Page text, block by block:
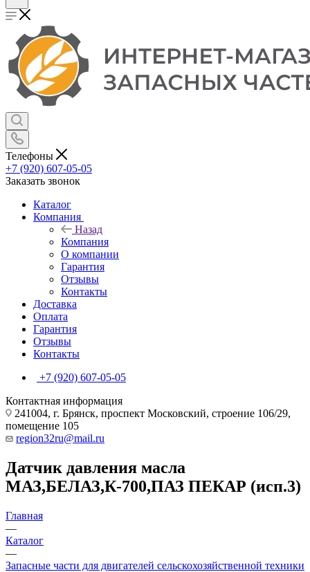
Телефоны
+7 (920) 607-05-05
Заказать звонок
Каталог
Компания
Назад
Компания
О компании
Гарантия
Отзывы
Контакты
Доставка
Оплата
Гарантия
Отзывы
Контакты
+7 (920) 607-05-05
Контактная информация
241004, г. Брянск, проспект Московский, строение 106/29,
помещение 105
region32ru@mail.ru
Датчик давления масла
МАЗ,БЕЛАЗ,К-700,ПАЗ ПЕКАР (исп.3)
Главная
—
Каталог
—
Запасные части для двигателей сельскохозяйственной техники